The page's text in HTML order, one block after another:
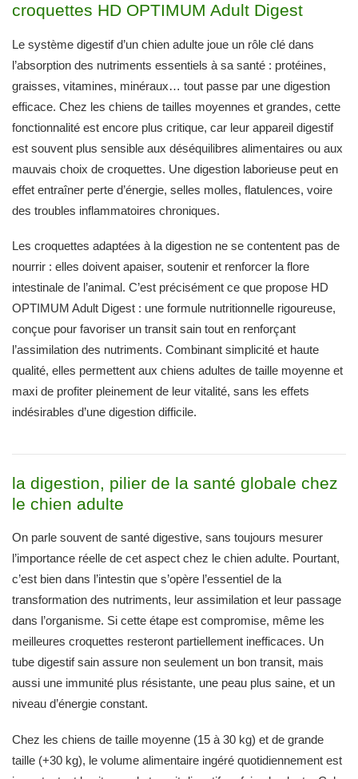
croquettes HD OPTIMUM Adult Digest
Le système digestif d’un chien adulte joue un rôle clé dans
l’absorption des nutriments essentiels à sa santé : protéines,
graisses, vitamines, minéraux… tout passe par une digestion
efficace. Chez les chiens de tailles moyennes et grandes, cette
fonctionnalité est encore plus critique, car leur appareil digestif
est souvent plus sensible aux déséquilibres alimentaires ou aux
mauvais choix de croquettes. Une digestion laborieuse peut en
effet entraîner perte d’énergie, selles molles, flatulences, voire
des troubles inflammatoires chroniques.
Les croquettes adaptées à la digestion ne se contentent pas de
nourrir : elles doivent apaiser, soutenir et renforcer la flore
intestinale de l’animal. C’est précisément ce que propose HD
OPTIMUM Adult Digest : une formule nutritionnelle rigoureuse,
conçue pour favoriser un transit sain tout en renforçant
l’assimilation des nutriments. Combinant simplicité et haute
qualité, elles permettent aux chiens adultes de taille moyenne et
maxi de profiter pleinement de leur vitalité, sans les effets
indésirables d’une digestion difficile.
la digestion, pilier de la santé globale chez
le chien adulte
On parle souvent de santé digestive, sans toujours mesurer
l’importance réelle de cet aspect chez le chien adulte. Pourtant,
c’est bien dans l’intestin que s’opère l’essentiel de la
transformation des nutriments, leur assimilation et leur passage
dans l’organisme. Si cette étape est compromise, même les
meilleures croquettes resteront partiellement inefficaces. Un
tube digestif sain assure non seulement un bon transit, mais
aussi une immunité plus résistante, une peau plus saine, et un
niveau d’énergie constant.
Chez les chiens de taille moyenne (15 à 30 kg) et de grande
taille (+30 kg), le volume alimentaire ingéré quotidiennement est